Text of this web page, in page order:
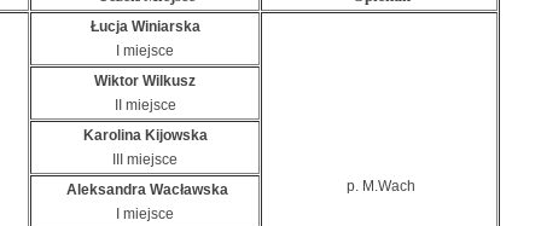
Łucja Winiarska
I miejsce
p. M.Wach
Wiktor Wilkusz
II miejsce
Karolina Kijowska
III miejsce
Aleksandra Wacławska
I miejsce